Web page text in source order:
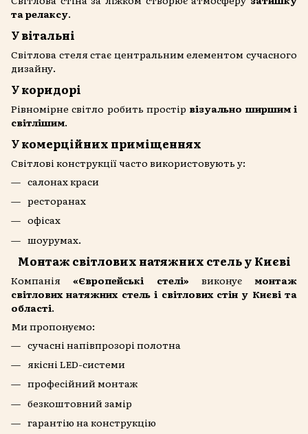
та релаксу.
У вітальні
Світлова стеля стає центральним елементом сучасного
дизайну.
У коридорі
Рівномірне світло робить простір візуально ширшим і
світлішим.
У комерційних приміщеннях
Світлові конструкції часто використовують у:
салонах краси
ресторанах
офісах
шоурумах.
Монтаж світлових натяжних стель у Києві
Компанія«Європейські стелі» виконує монтаж
світлових натяжних стель і світлових стін у Києві та
області.
Ми пропонуємо:
сучасні напівпрозорі полотна
якісні LED-системи
професійний монтаж
безкоштовний замір
гарантію на конструкцію